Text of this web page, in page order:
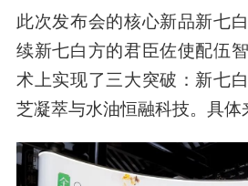
大白泥的成功，让佰草集更加
方向。
据上海家化美妆事业部总经
开始，佰草集便不再盲目追
药”和“成分”叙事，而是围绕